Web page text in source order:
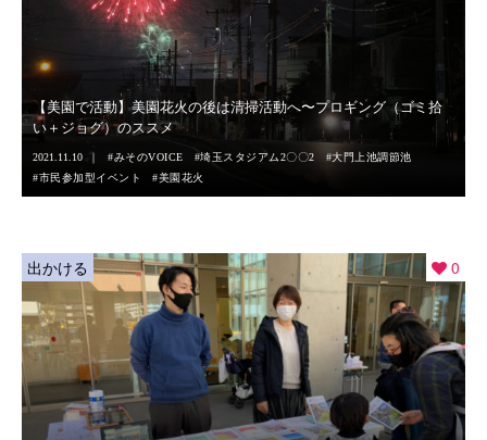
【美園で活動】美園花火の後は清掃活動へ〜プロギング（ゴミ拾
い＋ジョグ）のススメ
2021.11.10 みそのVOICE 埼玉スタジアム2〇〇2
大門上池調節池
市民参加型イベント
美園花火
出かける 0